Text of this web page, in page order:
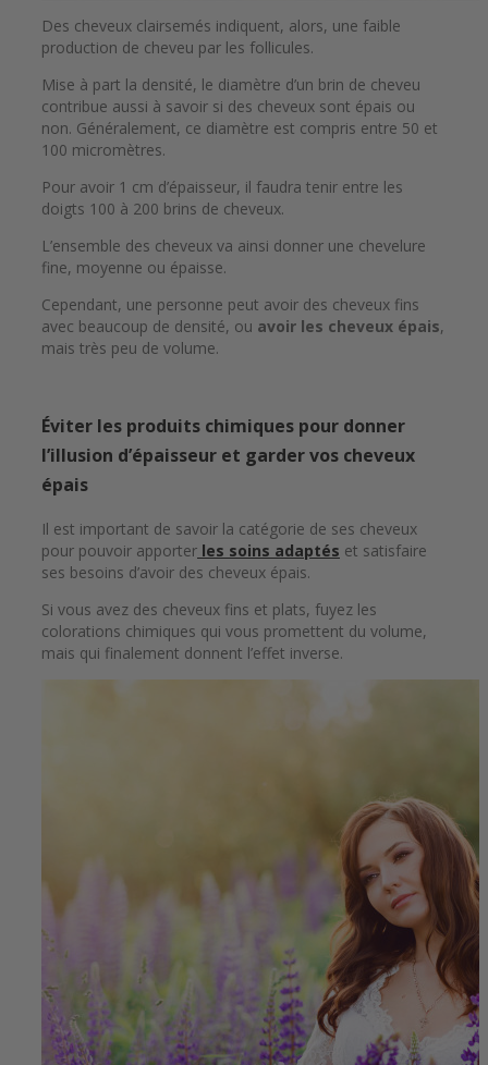
Des cheveux clairsemés indiquent, alors, une faible
production de cheveu par les follicules.
Mise à part la densité, le diamètre d’un brin de cheveu
contribue aussi à savoir si des cheveux sont épais ou
non. Généralement, ce diamètre est compris entre 50 et
100 micromètres.
Pour avoir 1 cm d’épaisseur, il faudra tenir entre les
doigts 100 à 200 brins de cheveux.
L’ensemble des cheveux va ainsi donner une chevelure
fine, moyenne ou épaisse.
Cependant, une personne peut avoir des cheveux fins
avec beaucoup de densité, ou avoir les cheveux épais,
mais très peu de volume.
Éviter les produits chimiques pour donner
l’illusion d’épaisseur et garder vos cheveux
épais
Il est important de savoir la catégorie de ses cheveux
pour pouvoir apporter les soins adaptés et satisfaire
ses besoins d’avoir des cheveux épais.
Si vous avez des cheveux fins et plats, fuyez les
colorations chimiques qui vous promettent du volume,
mais qui finalement donnent l’effet inverse.